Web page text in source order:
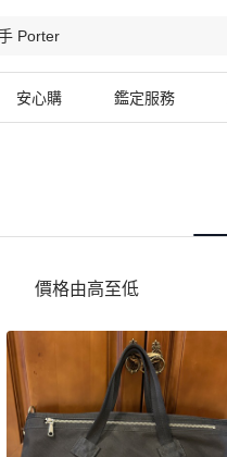
安心購 鑑定服務
價格由高至低